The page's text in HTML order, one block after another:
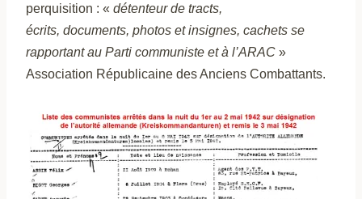
perquisition : « détenteur de tracts,
écrits, documents, photos et insignes, cachets se
rapportant au Parti communiste et à l’ARAC »
Association Républicaine des Anciens Combattants.